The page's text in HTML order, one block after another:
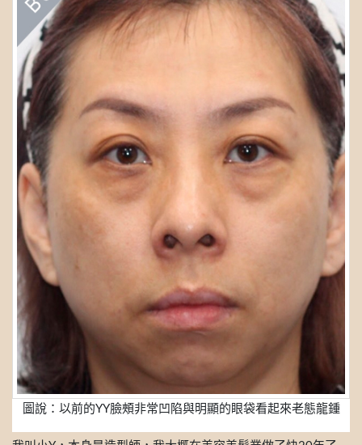
圖說：以前的YY臉頰非常凹陷與明顯的眼袋看起來老態龍鍾